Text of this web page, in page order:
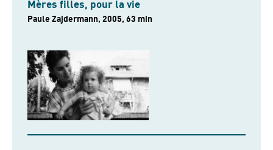
Mères filles, pour la vie
Paule Zajdermann, 2005, 63 min